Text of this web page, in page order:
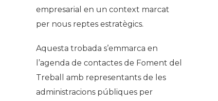
empresarial en un context marcat
per nous reptes estratègics.
Aquesta trobada s’emmarca en
l’agenda de contactes de Foment del
Treball amb representants de les
administracions públiques per